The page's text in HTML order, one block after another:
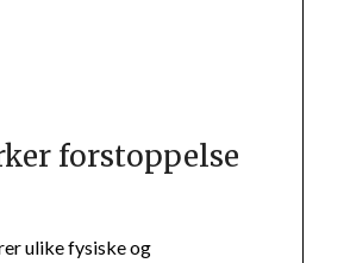
forstoppelse
ulike fysiske og